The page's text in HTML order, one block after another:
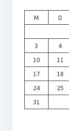
M
D
3
4
10
11
17
18
24
25
31